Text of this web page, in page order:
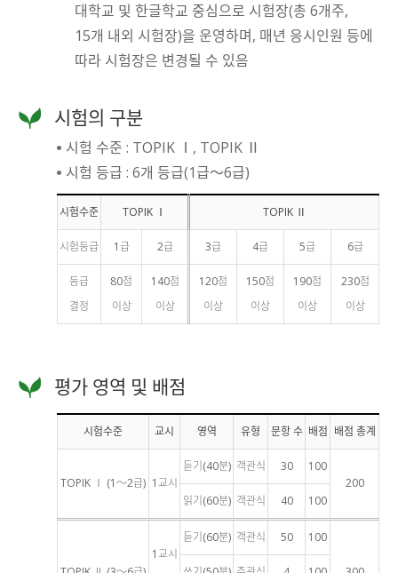
대학교 및 한글학교 중심으로 시험장(총 6개주,
15개 내외 시험장)을 운영하며, 매년 응시인원 등에
따라 시험장은 변경될 수 있음
시험의 구분
시험 수준 : TOPIK Ⅰ, TOPIK Ⅱ
시험 등급 : 6개 등급(1급～6급)
시험수준 TOPIK Ⅰ TOPIK Ⅱ
시험등급 1급 2급 3급 4급 5급 6급
등급
결정
80점
이상
140점
이상
120점
이상
150점
이상
190점
이상
230점
이상
평가 영역 및 배점
시험수준 교시 영역 유형 문항 수 배점 배점 총계
TOPIK Ⅰ (1～2급) 1교시
듣기(40분) 객관식 30
100
200
읽기(60분) 객관식 40 100
1교시
듣기(60분) 객관식 50 100